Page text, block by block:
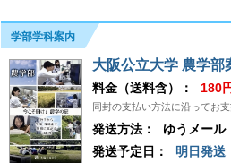
学部学科案内
大阪公立大学 農学部
料金（送料含）： 180
同封の支払い方法に沿ってお
発送方法：
ゆうメール
発送予定日：
明日発送